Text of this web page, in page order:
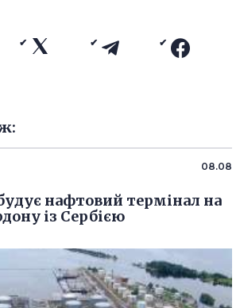
08.08
нафтовий термінал на
із Сербією